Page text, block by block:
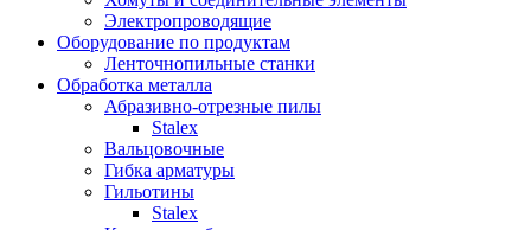
Электропроводящие
Оборудование по продуктам
Ленточнопильные станки
Обработка металла
Абразивно-отрезные пилы
Stalex
Вальцовочные
Гибка арматуры
Гильотины
Stalex